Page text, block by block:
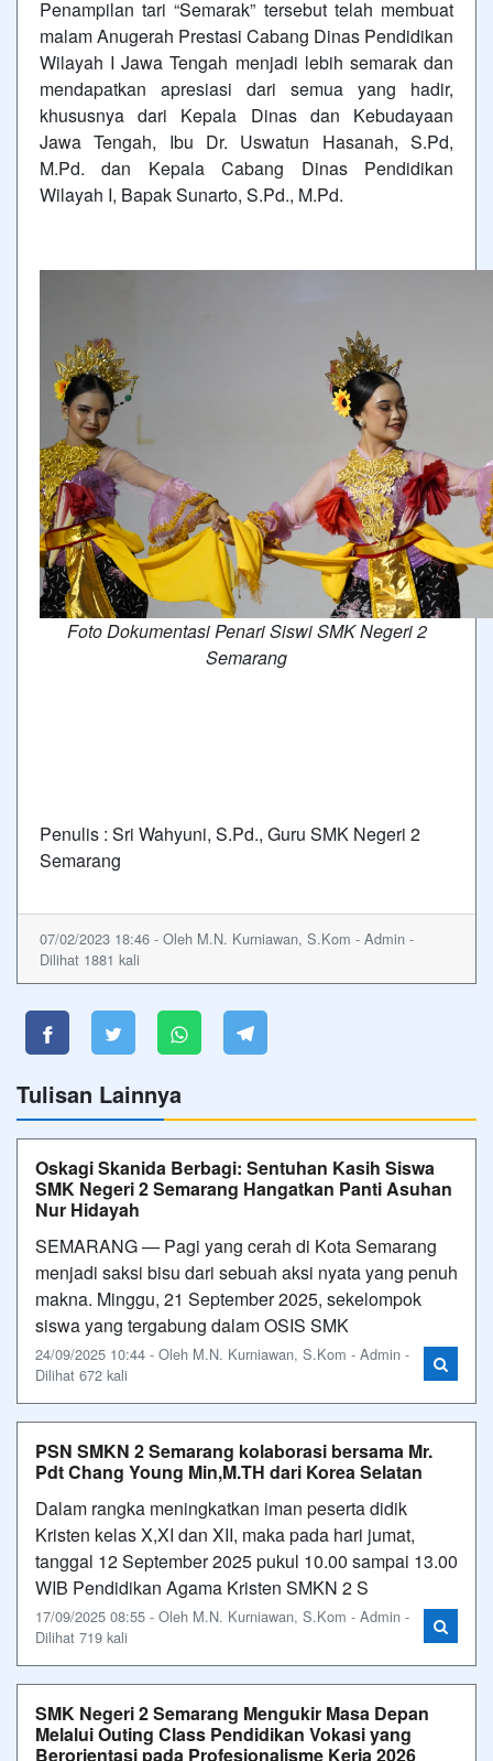
Penampilan tari “Semarak” tersebut telah membuat
malam Anugerah Prestasi Cabang Dinas Pendidikan
Wilayah I Jawa Tengah menjadi lebih semarak dan
mendapatkan apresiasi dari semua yang hadir,
khususnya dari Kepala Dinas dan Kebudayaan
Jawa Tengah, Ibu Dr. Uswatun Hasanah, S.Pd,
M.Pd. dan Kepala Cabang Dinas Pendidikan
Wilayah I, Bapak Sunarto, S.Pd., M.Pd.
Foto Dokumentasi Penari Siswi SMK Negeri 2
Semarang
Penulis : Sri Wahyuni, S.Pd., Guru SMK Negeri 2
Semarang
07/02/2023 18:46 - Oleh M.N. Kurniawan, S.Kom - Admin -
Dilihat 1881 kali
Tulisan Lainnya
Oskagi Skanida Berbagi: Sentuhan Kasih Siswa
SMK Negeri 2 Semarang Hangatkan Panti Asuhan
Nur Hidayah
SEMARANG — Pagi yang cerah di Kota Semarang
menjadi saksi bisu dari sebuah aksi nyata yang penuh
makna. Minggu, 21 September 2025, sekelompok
siswa yang tergabung dalam OSIS SMK
24/09/2025 10:44 - Oleh M.N. Kurniawan, S.Kom - Admin -
Dilihat 672 kali
PSN SMKN 2 Semarang kolaborasi bersama Mr.
Pdt Chang Young Min,M.TH dari Korea Selatan
Dalam rangka meningkatkan iman peserta didik
Kristen kelas X,XI dan XII, maka pada hari jumat,
tanggal 12 September 2025 pukul 10.00 sampai 13.00
WIB Pendidikan Agama Kristen SMKN 2 S
17/09/2025 08:55 - Oleh M.N. Kurniawan, S.Kom - Admin -
Dilihat 719 kali
SMK Negeri 2 Semarang Mengukir Masa Depan
Melalui Outing Class Pendidikan Vokasi yang
Berorientasi pada Profesionalisme Kerja 2026